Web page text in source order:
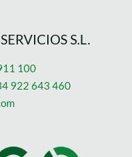
S.L.
100
922 643 460